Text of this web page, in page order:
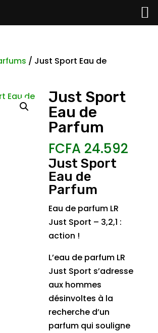
/ Just Sport Eau de
Just Sport
Eau de
Parfum
FCFA 24.592
Just Sport
Eau de
Parfum
Eau de parfum LR
Just Sport – 3,2,1 :
action !
L’eau de parfum LR
Just Sport s’adresse
aux hommes
désinvoltes à la
recherche d’un
parfum qui souligne